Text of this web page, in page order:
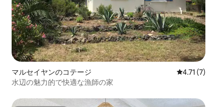
マルセイヤンのコテージ レビュー7
4.71 (7)
水辺の魅力的で快適な漁師の家